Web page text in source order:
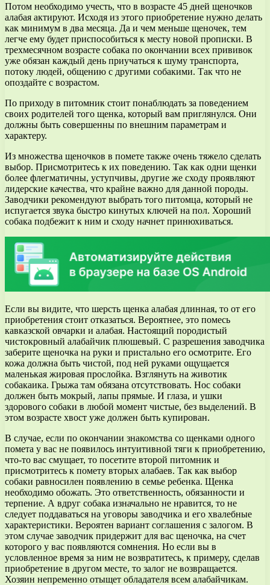
Потом необходимо учесть, что в возрасте 45 дней щеночков
алабая актируют. Исходя из этого приобретение нужно делать
как минимум в два месяца. Да и чем меньше щеночек, тем
легче ему будет приспособиться к месту новой прописки. В
трехмесячном возрасте собака по окончании всех прививок
уже обязан каждый день приучаться к шуму транспорта,
потоку людей, общению с другими собакими. Так что не
опоздайте с возрастом.
По приходу в питомник стоит понаблюдать за поведением
своих родителей того щенка, который вам приглянулся. Они
должны быть совершенны по внешним параметрам и
характеру.
Из множества щеночков в помете также очень тяжело сделать
выбор. Присмотритесь к их поведению. Так как одни щенки
более флегматичны, уступчивы, другие же сходу проявляют
лидерские качества, что крайне важно для данной породы.
Заводчики рекомендуют выбрать того питомца, который не
испугается звука быстро кинутых ключей на пол. Хороший
собака подбежит к ним и сходу начнет принюхиваться.
Если вы видите, что шерсть щенка алабая длинная, то от его
приобретения стоит отказаться. Вероятнее, это помесь
кавказской овчарки и алабая. Настоящий породистый
чистокровный алабайчик плюшевый. С разрешения заводчика
заберите щеночка на руки и пристально его осмотрите. Его
кожа должна быть чистой, под ней руками ощущается
маленькая жировая прослойка. Взглянуть на животик
собакаика. Грыжа там обязана отсутствовать. Нос собаки
должен быть мокрый, лапы прямые. И глаза, и ушки
здорового собаки в любой момент чистые, без выделений. В
этом возрасте хвост уже должен быть купирован.
В случае, если по окончании знакомства со щенками одного
помета у вас не появилось интуитивной тяги к приобретению,
что-то вас смущает, то посетите второй питомник и
присмотритесь к помету вторых алабаев. Так как выбор
собаки равносилен появлению в семье ребенка. Щенка
необходимо обожать. Это ответственность, обязанности и
терпение. А вдруг собака изначально не нравится, то не
следует поддаваться на уговоры заводчика и его хвалебные
характеристики. Вероятен вариант соглашения с залогом. В
этом случае заводчик придержит для вас щеночка, на счет
которого у вас появляются сомнения. Но если вы в
условленное время за ним не возвратитесь, к примеру, сделав
приобретение в другом месте, то залог не возвращается.
Хозяин непременно отыщет обладателя всем алабайчикам.